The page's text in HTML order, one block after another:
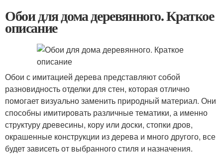
Обои для дома деревянного. Краткое
описание
Обои с имитацией дерева представляют собой
разновидность отделки для стен, которая отлично
помогает визуально заменить природный материал. Они
способны имитировать различные тематики, а именно
структуру древесины, кору или доски, стопки дров,
окрашенные конструкции из дерева и много другого, все
будет зависеть от выбранного стиля и назначения.